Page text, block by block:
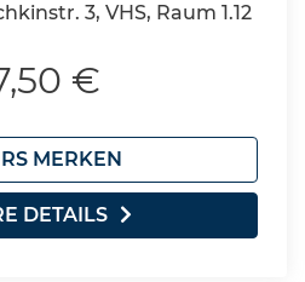
3, VHS, Raum 1.12
€
MERKEN
DETAILS